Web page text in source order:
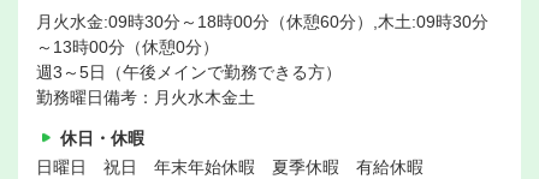
月火水金:09時30分～18時00分（休憩60分）,木土:09時30分
～13時00分（休憩0分）
週3～5日（午後メインで勤務できる方）
勤務曜日備考：月火水木金土
休日・休暇
日曜日 祝日 年末年始休暇 夏季休暇 有給休暇